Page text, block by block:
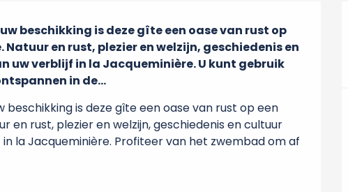
beschikking is deze gîte een oase van rust op
Natuur en rust, plezier en welzijn, geschiedenis en
uw verblijf in la Jacqueminière. U kunt gebruik
in de...
is deze gîte een oase van rust op een
en rust, plezier en welzijn, geschiedenis en cultuur
la Jacqueminière. Profiteer van het zwembad om af